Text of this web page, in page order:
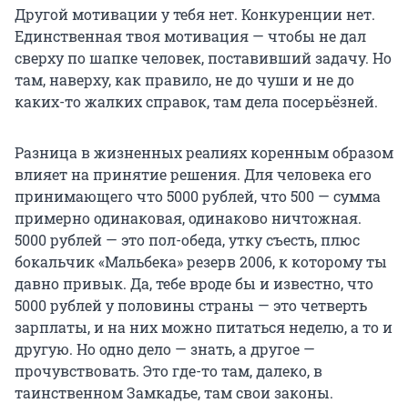
Другой мотивации у тебя нет. Конкуренции нет.
Единственная твоя мотивация — чтобы не дал
сверху по шапке человек, поставивший задачу. Но
там, наверху, как правило, не до чуши и не до
каких-то жалких справок, там дела посерьёзней.
Разница в жизненных реалиях коренным образом
влияет на принятие решения. Для человека его
принимающего что 5000 рублей, что 500 — сумма
примерно одинаковая, одинаково ничтожная.
5000 рублей — это пол-обеда, утку съесть, плюс
бокальчик «Мальбека» резерв 2006, к которому ты
давно привык. Да, тебе вроде бы и известно, что
5000 рублей у половины страны — это четверть
зарплаты, и на них можно питаться неделю, а то и
другую. Но одно дело — знать, а другое —
прочувствовать. Это где-то там, далеко, в
таинственном Замкадье, там свои законы.